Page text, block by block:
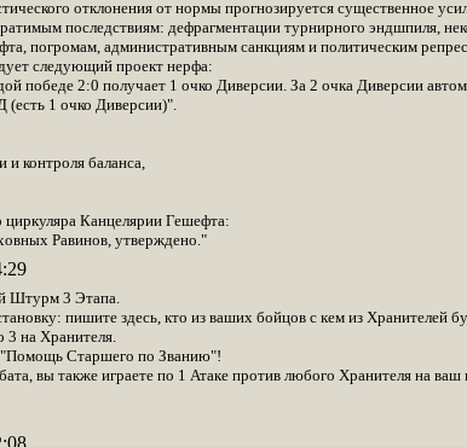
отклонения от нормы прогнозируется существенное
последствиям: дефрагментации турнирного эндшпиля,
погромам, административным санкциям и политическим
следующий проект нерфа:
победе 2:0 получает 1 очко Диверсии. За 2 очка Диверсии
(есть 1 очко Диверсии)".
и контроля баланса,
циркуляра Канцелярии Гешефта:
Равинов, утверждено."
Штурм 3 Этапа.
пишите здесь, кто из ваших бойцов с кем из Хранителей
3 на Хранителя.
"Помощь Старшего по Званию"!
вы также играете по 1 Атаке против любого Хранителя на ваш